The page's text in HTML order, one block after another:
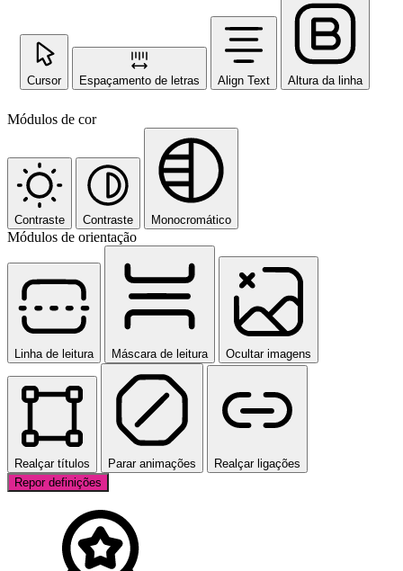
Cursor Espaçamento de letras Align Text Altura da linha
Módulos de cor
Contraste Contraste Monocromático
Módulos de orientação
Linha de leitura Máscara de leitura Ocultar imagens
Realçar títulos Parar animações
Realçar ligações
Repor definições